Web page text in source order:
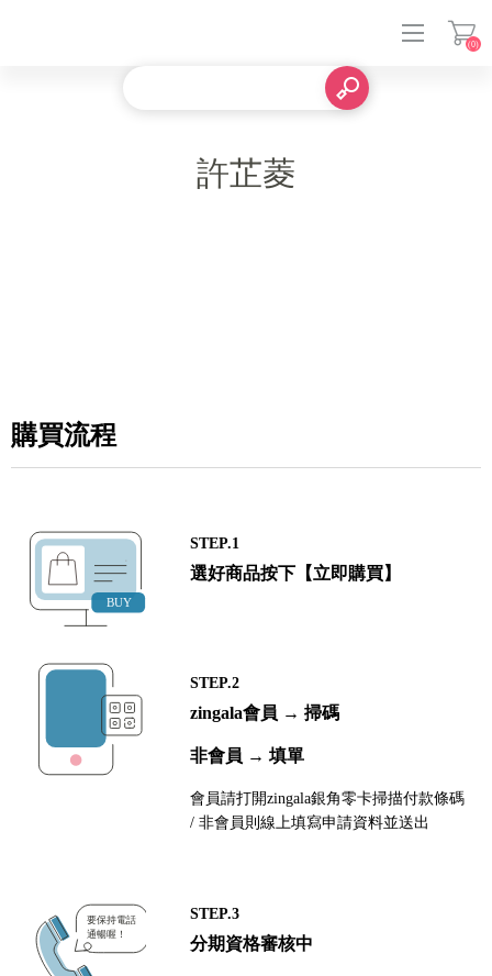
(0)
許芷菱
購買流程
STEP.1
選好商品按下【立即購買】
STEP.2
zingala會員 → 掃碼
非會員 → 填單
會員請打開zingala銀角零卡掃描付款條碼
/ 非會員則線上填寫申請資料並送出
STEP.3
分期資格審核中